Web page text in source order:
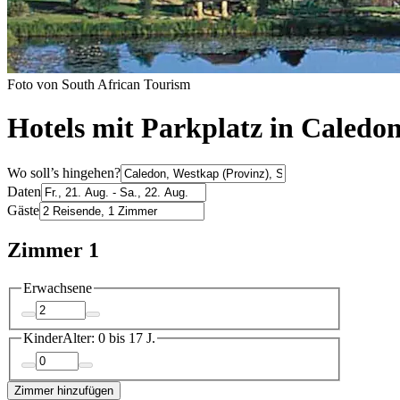
Foto von South African Tourism
Hotels mit Parkplatz in
Wo soll’s hingehen?
Daten
Gäste
Zimmer 1
Erwachsene
KinderAlter: 0 bis 17 J.
Zimmer hinzufügen